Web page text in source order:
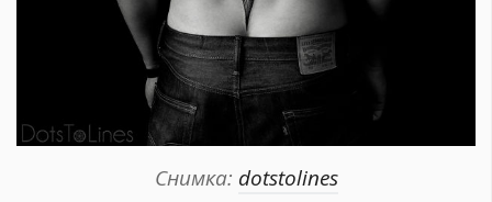
Снимка: dotstolines